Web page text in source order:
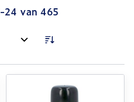
-24 van 465